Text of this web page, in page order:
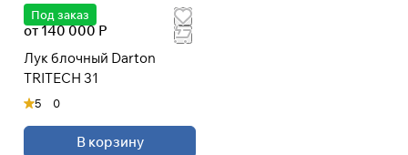
Под заказ
от 140 000 Р
Лук блочный Darton
TRITECH 31
5 0
В корзину